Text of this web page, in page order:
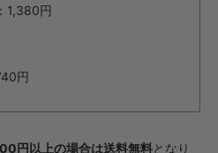
1,380円
円
円以上の場合は送料無料となり